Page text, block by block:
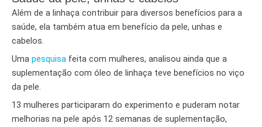
Além de a linhaça contribuir para diversos benefícios para a
saúde, ela também atua em benefício da pele, unhas e
cabelos.
Uma pesquisa feita com mulheres, analisou ainda que a
suplementação com óleo de linhaça teve benefícios no viço
da pele.
13 mulheres participaram do experimento e puderam notar
melhorias na pele após 12 semanas de suplementação,